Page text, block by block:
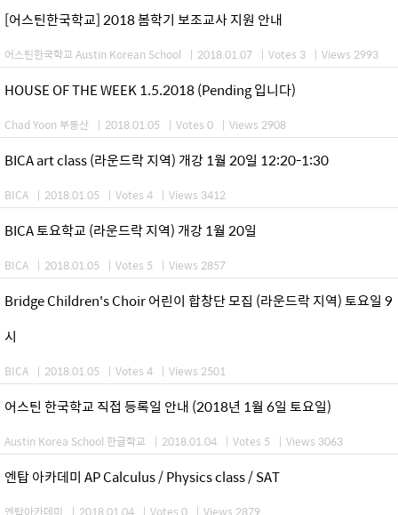
[어스틴한국학교] 2018 봄학기 보조교사 지원 안내
어스틴한국학교 Austin Korean School | 2018.01.07 | Votes 3 | Views 2993
HOUSE OF THE WEEK 1.5.2018 (Pending 입니다)
Chad Yoon 부동산 | 2018.01.05 | Votes 0 | Views 2908
BICA art class (라운드락 지역) 개강 1월 20일 12:20-1:30
BICA | 2018.01.05 | Votes 4 | Views 3412
BICA 토요학교 (라운드락 지역) 개강 1월 20일
BICA | 2018.01.05 | Votes 5 | Views 2857
Bridge Children's Choir 어린이 합창단 모집 (라운드락 지역) 토요일 9
시
BICA | 2018.01.05 | Votes 4 | Views 2501
어스틴 한국학교 직접 등록일 안내 (2018년 1월 6일 토요일)
Austin Korea School 한글학교 | 2018.01.04 | Votes 5 | Views 3063
엔탑 아카데미 AP Calculus / Physics class / SAT
엔탑아카데미 | 2018.01.04 | Votes 0 | Views 2879